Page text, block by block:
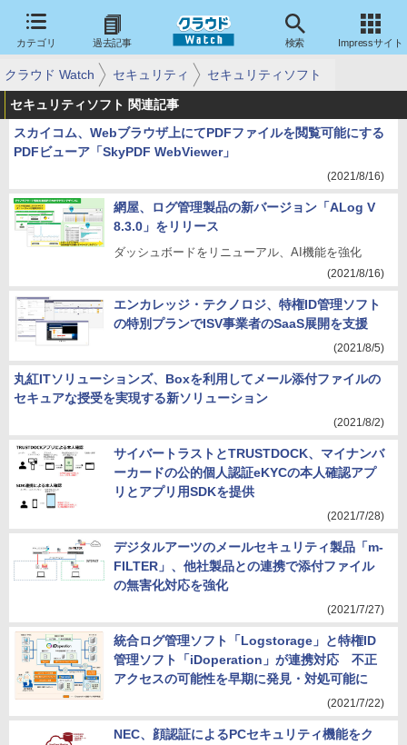
カテゴリ 過去記事 検索 Impressサイト
クラウド Watch セキュリティ セキュリティソフト
セキュリティソフト 関連記事
スカイコム、Webブラウザ上にてPDFファイルを閲覧可能にする
PDFビューア「SkyPDF WebViewer」
(2021/8/16)
網屋、ログ管理製品の新バージョン「ALog V
8.3.0」をリリース
ダッシュボードをリニューアル、AI機能を強化
(2021/8/16)
エンカレッジ・テクノロジ、特権ID管理ソフト
の特別プランでISV事業者のSaaS展開を支援
(2021/8/5)
丸紅ITソリューションズ、Boxを利用してメール添付ファイルの
セキュアな授受を実現する新ソリューション
(2021/8/2)
サイバートラストとTRUSTDOCK、マイナンバ
ーカードの公的個人認証eKYCの本人確認アプ
リとアプリ用SDKを提供
(2021/7/28)
デジタルアーツのメールセキュリティ製品「m-
FILTER」、他社製品との連携で添付ファイル
の無害化対応を強化
(2021/7/27)
統合ログ管理ソフト「Logstorage」と特権ID
管理ソフト「iDoperation」が連携対応 不正
アクセスの可能性を早期に発見・対処可能に
(2021/7/22)
NEC、顔認証によるPCセキュリティ機能をク